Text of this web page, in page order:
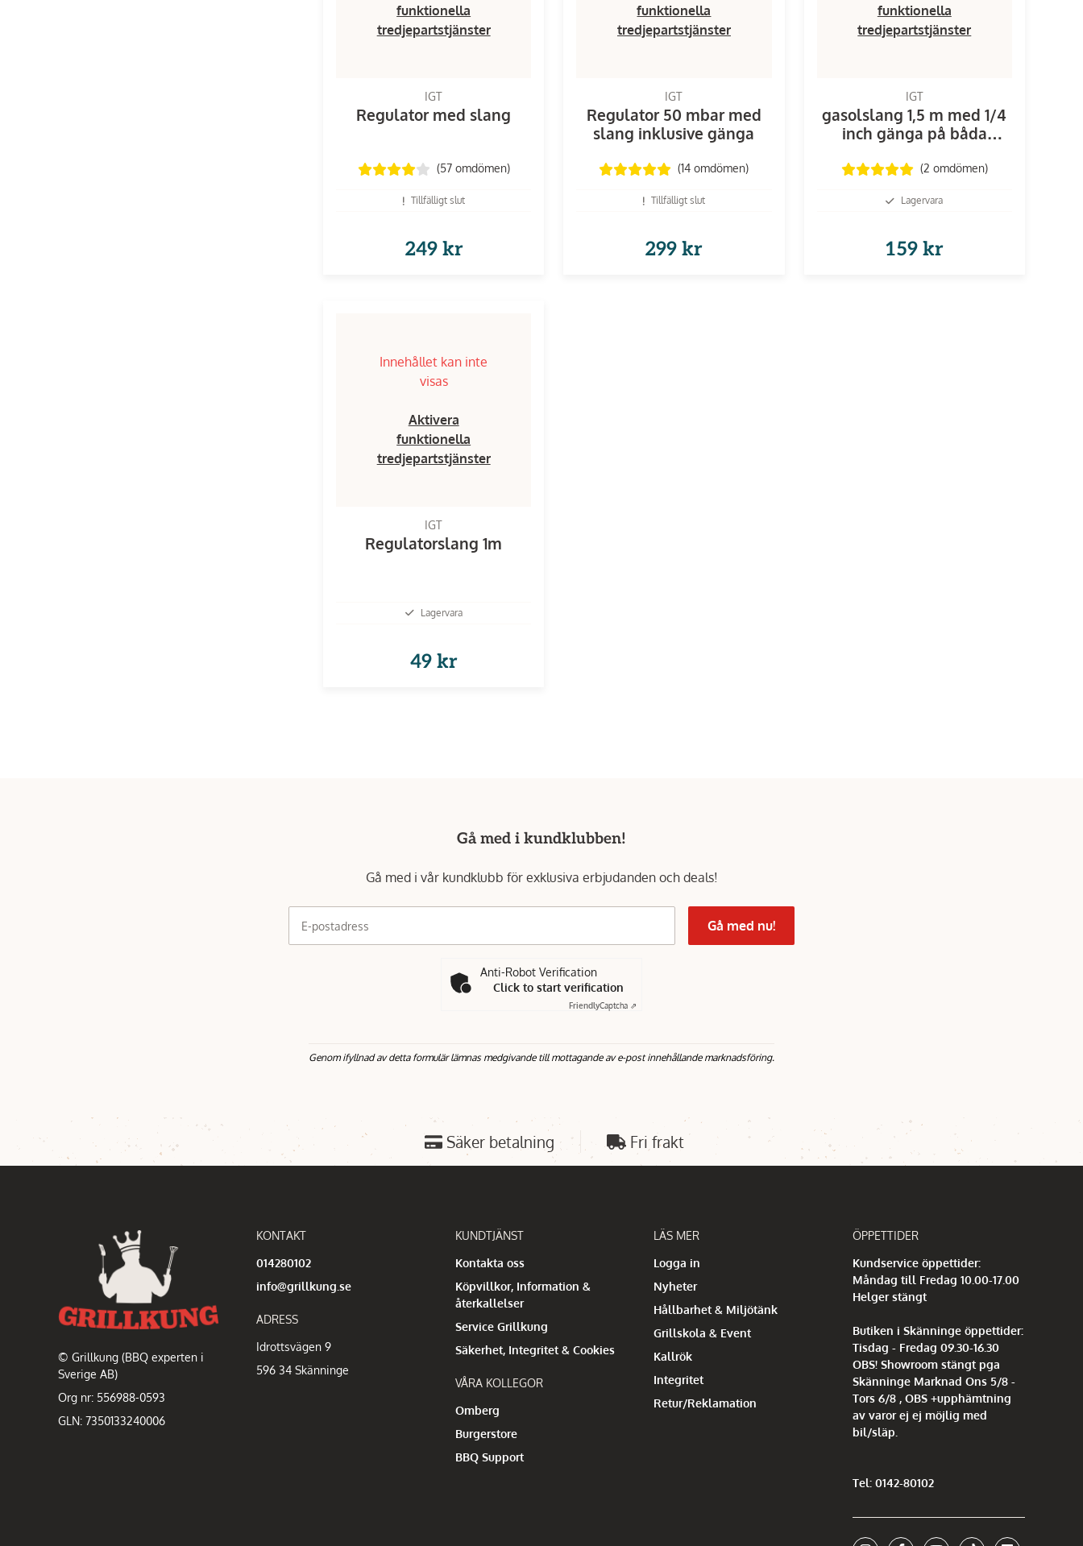
funktionella
tredjepartstjänster
IGT
Regulator med slang
(57 omdömen)
Tillfälligt slut
249 kr
funktionella
tredjepartstjänster
IGT
Regulator 50 mbar med
slang inklusive gänga
(14omdömen)
Tillfälligt slut
299 kr
funktionella
tredjepartstjänster
IGT
gasolslang 1,5 m med 1/4
inch gänga på båda
(2 omdömen)
Lagervara
159 kr
Innehållet kan inte
visas
Aktivera
funktionella
tredjepartstjänster
IGT
Regulatorslang 1m
Lagervara
49 kr
Gå med i kundklubben!
Gå med i vår kundklubb för exklusiva erbjudanden och deals!
E-postadress Gå med nu!
Anti-Robot Verification
Click to start verification
FriendlyCaptcha ⇗
Genom ifyllnad av detta formulär lämnas medgivande till mottagande av e-post innehållande marknadsföring.
Säker betalning Fri frakt
© Grillkung (BBQ experten i
Sverige AB)
Org nr: 556988-0593
GLN: 7350133240006
KONTAKT
014280102
info@grillkung.se
ADRESS
Idrottsvägen 9
596 34 Skänninge
KUNDTJÄNST
Kontakta oss
Köpvillkor, Information &
återkallelser
Service Grillkung
Säkerhet, Integritet & Cookies
VÅRA KOLLEGOR
Omberg
Burgerstore
BBQ Support
LÄS MER
Logga in
Nyheter
Hållbarhet & Miljötänk
Grillskola & Event
Kallrök
Integritet
Retur/Reklamation
ÖPPETTIDER
Kundservice öppettider:
Måndag till Fredag 10.00-17.00
Helger stängt
Butiken i Skänninge öppettider:
Tisdag - Fredag 09.30-16.30
OBS! Showroom stängt pga
Skänninge Marknad Ons 5/8 -
Tors 6/8 , OBS +upphämtning
av varor ej ej möjlig med
bil/släp.
Tel: 0142-80102